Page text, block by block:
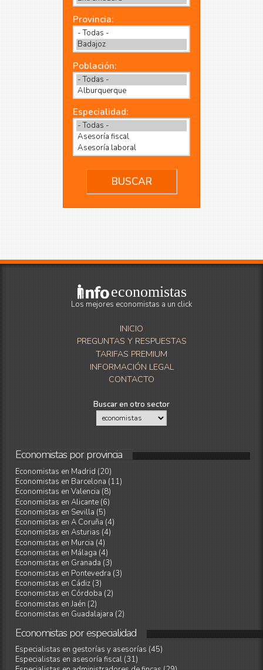
Provincia:
Población:
Especialidad:
economistas
Los mejores economistas a un click
INICIO
PREGUNTAS Y RESPUESTAS
TARIFAS PREMIUM
INFORMACIÓN LEGAL
CONTACTO
Buscar en otro sector
Economistasporprovincia
Economistas en Madrid (20)
Economistas en Barcelona (11)
Economistas en Valencia (8)
Economistas en Alicante (6)
Economistas en Sevilla (5)
Economistas en A Coruña (4)
Economistas en Asturias (4)
Economistas en Murcia (4)
Economistas en Málaga (4)
Economistas en Granada (3)
Economistas en Pontevedra (3)
Economistas en Cádiz (3)
Economistas en Córdoba (2)
Economistas en Jaén (2)
Economistas en Guadalajara (2)
Economistasporespecialidad
Especialistas en gestorías y asesorías (45)
Especialistas en asesoría fiscal (31)